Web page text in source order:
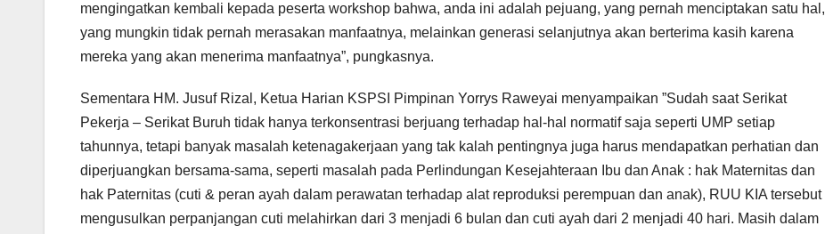
mengingatkan kembali kepada peserta workshop bahwa, anda ini adalah pejuang, yang pernah menciptakan satu hal,
yang mungkin tidak pernah merasakan manfaatnya, melainkan generasi selanjutnya akan berterima kasih karena
mereka yang akan menerima manfaatnya”, pungkasnya.
Sementara HM. Jusuf Rizal, Ketua Harian KSPSI Pimpinan Yorrys Raweyai menyampaikan ”Sudah saat Serikat
Pekerja – Serikat Buruh tidak hanya terkonsentrasi berjuang terhadap hal-hal normatif saja seperti UMP setiap
tahunnya, tetapi banyak masalah ketenagakerjaan yang tak kalah pentingnya juga harus mendapatkan perhatian dan
diperjuangkan bersama-sama, seperti masalah pada Perlindungan Kesejahteraan Ibu dan Anak : hak Maternitas dan
hak Paternitas (cuti & peran ayah dalam perawatan terhadap alat reproduksi perempuan dan anak), RUU KIA tersebut
mengusulkan perpanjangan cuti melahirkan dari 3 menjadi 6 bulan dan cuti ayah dari 2 menjadi 40 hari. Masih dalam